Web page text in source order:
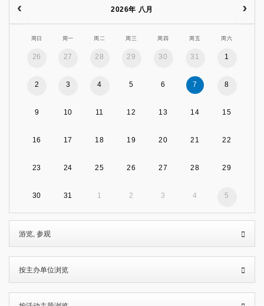
2026年 八月
周日 周一 周二 周三 周四 周五 周六
26 27 28 29 30 31 1
2 3 4 5 6 7 8
9 10 11 12 13 14 15
16 17 18 19 20 21 22
23 24 25 26 27 28 29
30 31 1 2 3 4 5